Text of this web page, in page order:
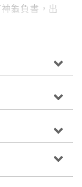
龜負書，出
圖的差異
書為「天垂
合一的象
則表示天地
子孫乃至於
，也就是向
社會人群的
關係、共同